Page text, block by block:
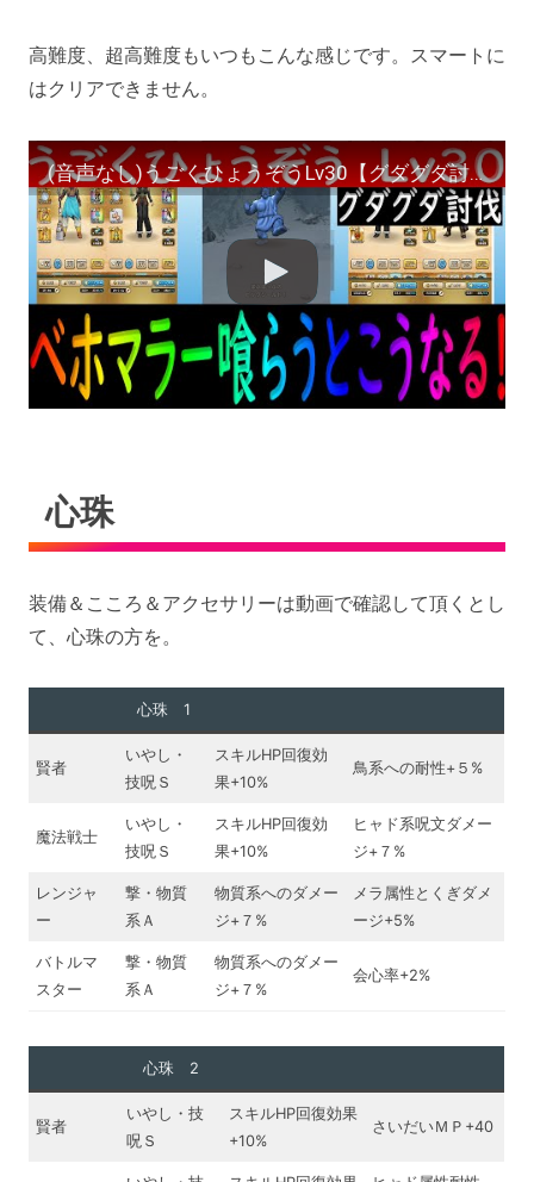
高難度、超高難度もいつもこんな感じです。スマートに
はクリアできません。
(音声なし)うごくひょうぞうLv30【グダグダ討伐】
心珠
装備＆こころ＆アクセサリーは動画で確認して頂くとし
て、心珠の方を。
心珠 1
賢者
いやし・
技呪Ｓ
スキルHP回復効
果+10%
鳥系への耐性+５%
魔法戦士
いやし・
技呪Ｓ
スキルHP回復効
果+10%
ヒャド系呪文ダメー
ジ+７%
レンジャ
ー
撃・物質
系Ａ
物質系へのダメー
ジ+７%
メラ属性とくぎダメ
ージ+5%
バトルマ
スター
撃・物質
系Ａ
物質系へのダメー
ジ+７%
会心率+2%
心珠 2
賢者
いやし・技
呪Ｓ
スキルHP回復効果
+10%
さいだいＭＰ+40